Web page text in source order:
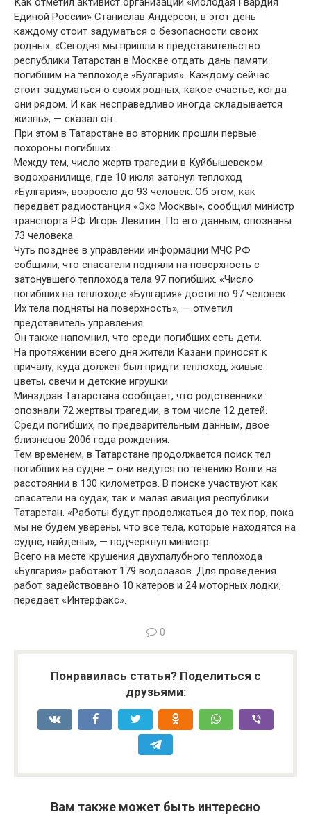
Единой России» Станислав Андерсон, в этот день
каждому стоит задуматься о безопасности своих
родных. «Сегодня мы пришли в представительство
республики Татарстан в Москве отдать дань памяти
погибшим на теплоходе «Булгария». Каждому сейчас
стоит задуматься о своих родных, какое счастье, когда
они рядом. И как несправедливо иногда складывается
жизнь», — сказал он.
При этом в Татарстане во вторник прошли первые
похороны погибших.
Между тем, число жертв трагедии в Куйбышевском
водохранилище, где 10 июля затонул теплоход
«Булгария», возросло до 93 человек. Об этом, как
передает радиостанция «Эхо Москвы», сообщил министр
транспорта РФ Игорь Левитин. По его данным, опознаны
73 человека.
Чуть позднее в управлении информации МЧС РФ
собщили, что спасатели подняли на поверхность с
затонувшего теплохода тела 97 погибших. «Число
погибших на теплоходе «Булгария» достигло 97 человек.
Их тела подняты на поверхность», — отметил
представитель управления.
Он также напомнил, что среди погибших есть дети.
На протяжении всего дня жители Казани приносят к
причалу, куда должен был придти теплоход, живые
цветы, свечи и детские игрушки
Минздрав Татарстана сообщает, что родственники
опознали 72 жертвы трагедии, в том числе 12 детей.
Среди погибших, по предварительным данным, двое
близнецов 2006 года рождения.
Тем временем, в Татарстане продолжается поиск тел
погибших на судне – они ведутся по течению Волги на
расстоянии в 130 километров. В поиске участвуют как
спасатели на судах, так и малая авиация республики
Татарстан. «Работы будут продолжаться до тех пор, пока
мы не будем уверены, что все тела, которые находятся на
судне, найдены», — подчеркнул министр.
Всего на месте крушения двухпалубного теплохода
«Булгария» работают 179 водолазов. Для проведения
работ задействовано 10 катеров и 24 моторных лодки,
передает «Интерфакс».
0
Понравилась статья? Поделиться с
друзьями:
Вам также может быть интересно